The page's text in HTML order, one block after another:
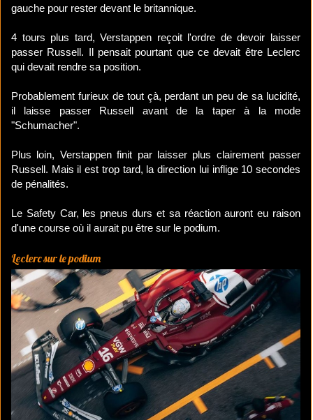
gauche pour rester devant le britannique.
4 tours plus tard, Verstappen reçoit l'ordre de devoir laisser
passer Russell. Il pensait pourtant que ce devait être Leclerc
qui devait rendre sa position.
Probablement furieux de tout çà, perdant un peu de sa lucidité,
il laisse passer Russell avant de la taper à la mode
"Schumacher".
Plus loin, Verstappen finit par laisser plus clairement passer
Russell. Mais il est trop tard, la direction lui inflige 10 secondes
de pénalités.
Le Safety Car, les pneus durs et sa réaction auront eu raison
d'une course où il aurait pu être sur le podium.
Leclerc sur le podium